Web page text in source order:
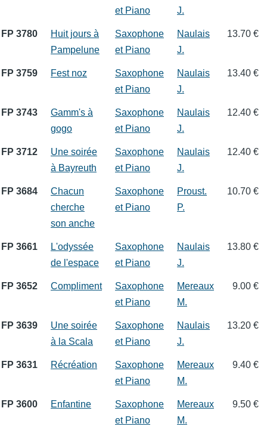
et Piano
J.
FP 3780
Huit jours à
Pampelune
Saxophone
et Piano
Naulais
J.
13.70 €
FP 3759 Fest noz
Saxophone
et Piano
Naulais
J.
13.40 €
FP 3743
Gamm's à
gogo
Saxophone
et Piano
Naulais
J.
12.40 €
FP 3712
Une soirée
à Bayreuth
Saxophone
et Piano
Naulais
J.
12.40 €
FP 3684
Chacun
cherche
son anche
Saxophone
et Piano
Proust.
P.
10.70 €
FP 3661
L'odyssée
de l'espace
Saxophone
et Piano
Naulais
J.
13.80 €
FP 3652 Compliment
Saxophone
et Piano
Mereaux
M.
9.00 €
FP 3639
Une soirée
à la Scala
Saxophone
et Piano
Naulais
J.
13.20 €
FP 3631 Récréation
Saxophone
et Piano
Mereaux
M.
9.40 €
FP 3600 Enfantine
Saxophone
et Piano
Mereaux
M.
9.50 €